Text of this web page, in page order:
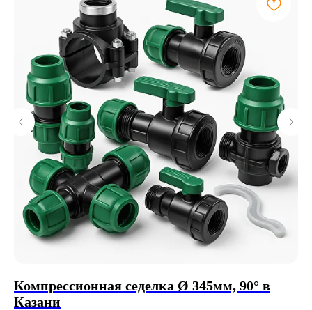
Компрессионная седелка Ø 345мм, 90° в
Казани